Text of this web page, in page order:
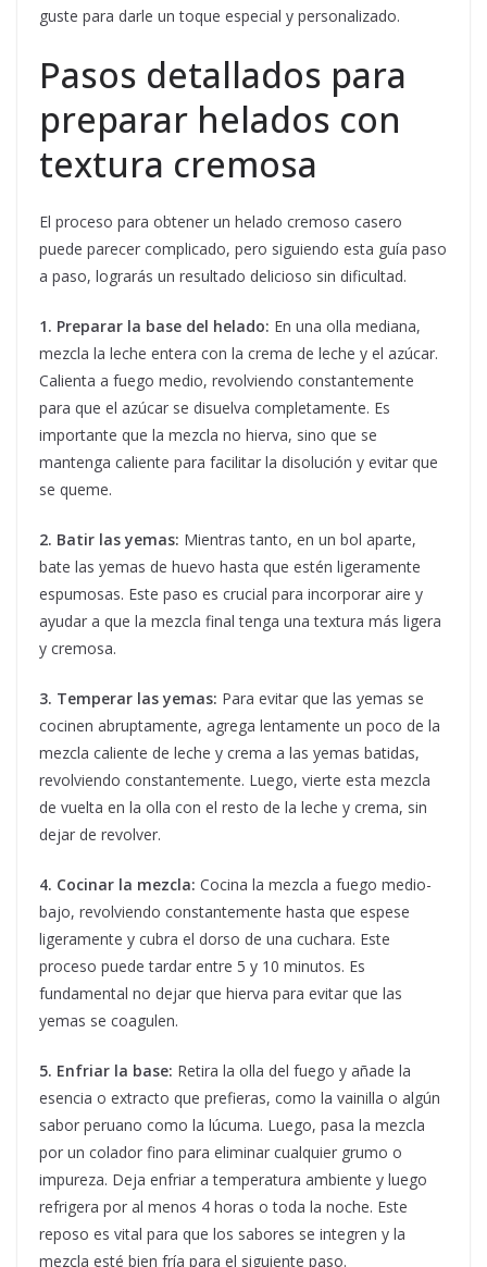
guste para darle un toque especial y personalizado.
Pasos detallados para
preparar helados con
textura cremosa
El proceso para obtener un helado cremoso casero
puede parecer complicado, pero siguiendo esta guía paso
a paso, lograrás un resultado delicioso sin dificultad.
1. Preparar la base del helado: En una olla mediana,
mezcla la leche entera con la crema de leche y el azúcar.
Calienta a fuego medio, revolviendo constantemente
para que el azúcar se disuelva completamente. Es
importante que la mezcla no hierva, sino que se
mantenga caliente para facilitar la disolución y evitar que
se queme.
2. Batir las yemas: Mientras tanto, en un bol aparte,
bate las yemas de huevo hasta que estén ligeramente
espumosas. Este paso es crucial para incorporar aire y
ayudar a que la mezcla final tenga una textura más ligera
y cremosa.
3. Temperar las yemas: Para evitar que las yemas se
cocinen abruptamente, agrega lentamente un poco de la
mezcla caliente de leche y crema a las yemas batidas,
revolviendo constantemente. Luego, vierte esta mezcla
de vuelta en la olla con el resto de la leche y crema, sin
dejar de revolver.
4. Cocinar la mezcla: Cocina la mezcla a fuego medio-
bajo, revolviendo constantemente hasta que espese
ligeramente y cubra el dorso de una cuchara. Este
proceso puede tardar entre 5 y 10 minutos. Es
fundamental no dejar que hierva para evitar que las
yemas se coagulen.
5. Enfriar la base: Retira la olla del fuego y añade la
esencia o extracto que prefieras, como la vainilla o algún
sabor peruano como la lúcuma. Luego, pasa la mezcla
por un colador fino para eliminar cualquier grumo o
impureza. Deja enfriar a temperatura ambiente y luego
refrigera por al menos 4 horas o toda la noche. Este
reposo es vital para que los sabores se integren y la
mezcla esté bien fría para el siguiente paso.